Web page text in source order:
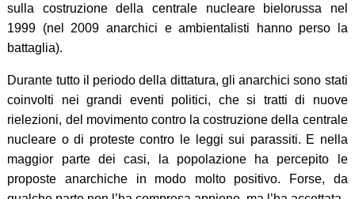
sulla costruzione della centrale nucleare bielorussa nel
1999 (nel 2009 anarchici e ambientalisti hanno perso la
battaglia).
Durante tutto il periodo della dittatura, gli anarchici sono stati
coinvolti nei grandi eventi politici, che si tratti di nuove
rielezioni, del movimento contro la costruzione della centrale
nucleare o di proteste contro le leggi sui parassiti. E nella
maggior parte dei casi, la popolazione ha percepito le
proposte anarchiche in modo molto positivo. Forse, da